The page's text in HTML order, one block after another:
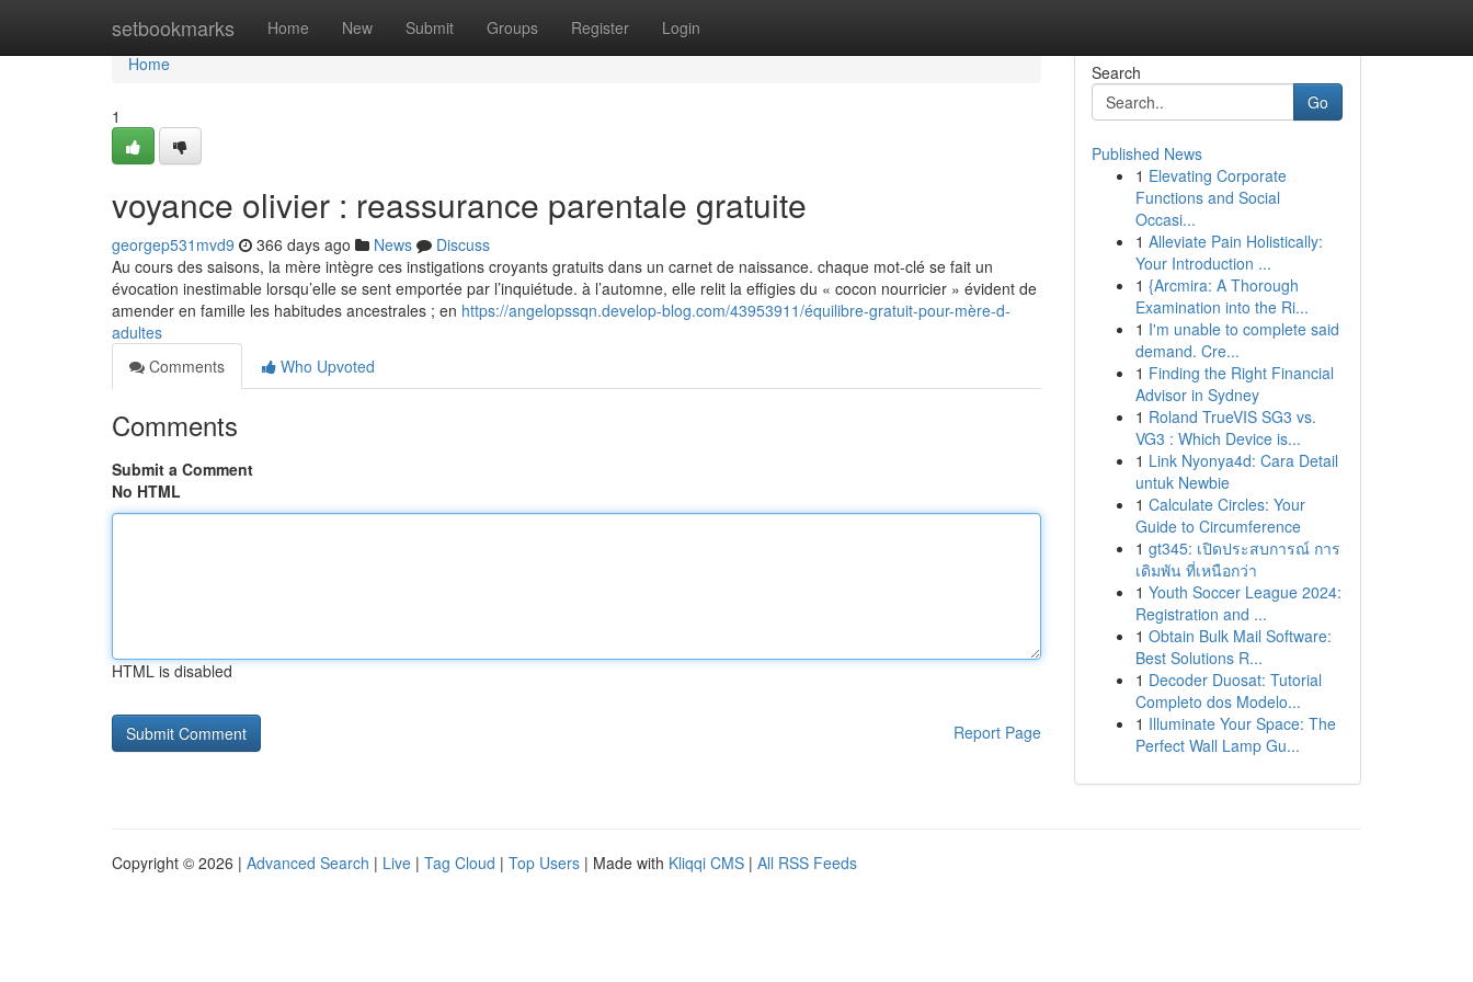
setbookmarks Home New Submit Groups Register Login
Home
Home
1
voyance olivier : reassurance parentale gratuite
georgep531mvd9 366 days ago News
Discuss
Au cours des saisons, la mère intègre ces instigations croyants gratuits dans un carnet de naissance. chaque mot-clé se fait un
évocation inestimable lorsqu’elle se sent emportée par l’inquiétude. à l’automne, elle relit la effigies du « cocon nourricier » évident de
amender en famille les habitudes ancestrales ; en https://angelopssqn.develop-blog.com/43953911/équilibre-gratuit-pour-mère-d-
adultes
Comments
Who Upvoted
Comments
Submit a Comment
No HTML
HTML is disabled
Report Page
Search
Go
Published News
1 Elevating Corporate
Functions and Social
Occasi...
1 Alleviate Pain Holistically:
Your Introduction ...
1 {Arcmira: A Thorough
Examination into the Ri...
1 I'm unable to complete said
demand. Cre...
1 Finding the Right Financial
Advisor in Sydney
1 Roland TrueVIS SG3 vs.
VG3 : Which Device is...
1 Link Nyonya4d: Cara Detail
untuk Newbie
1 Calculate Circles: Your
Guide to Circumference
1 gt345: เปิดประสบการณ์ การ
เดิมพัน ที่เหนือกว่า
1 Youth Soccer League 2024:
Registration and ...
1 Obtain Bulk Mail Software:
Best Solutions R...
1 Decoder Duosat: Tutorial
Completo dos Modelo...
1 Illuminate Your Space: The
Perfect Wall Lamp Gu...
Copyright © 2026 | Advanced Search | Live | Tag Cloud | Top Users | Made with Kliqqi CMS | All RSS Feeds